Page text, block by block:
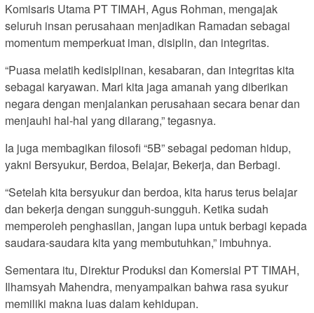
Komisaris Utama PT TIMAH, Agus Rohman, mengajak
seluruh insan perusahaan menjadikan Ramadan sebagai
momentum memperkuat iman, disiplin, dan integritas.
“Puasa melatih kedisiplinan, kesabaran, dan integritas kita
sebagai karyawan. Mari kita jaga amanah yang diberikan
negara dengan menjalankan perusahaan secara benar dan
menjauhi hal-hal yang dilarang,” tegasnya.
Ia juga membagikan filosofi “5B” sebagai pedoman hidup,
yakni Bersyukur, Berdoa, Belajar, Bekerja, dan Berbagi.
“Setelah kita bersyukur dan berdoa, kita harus terus belajar
dan bekerja dengan sungguh-sungguh. Ketika sudah
memperoleh penghasilan, jangan lupa untuk berbagi kepada
saudara-saudara kita yang membutuhkan,” imbuhnya.
Sementara itu, Direktur Produksi dan Komersial PT TIMAH,
Ilhamsyah Mahendra, menyampaikan bahwa rasa syukur
memiliki makna luas dalam kehidupan.